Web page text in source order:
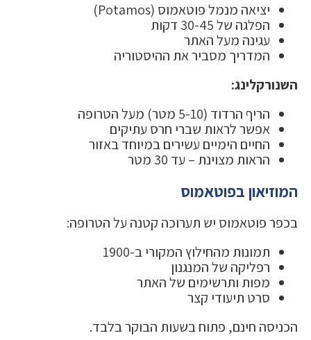
יציאה מנמל פוטאמוס (Potamos)
הפלגה של 30-45 דקות
עגינה מעל האתר
המדריך מסביר את ההיסטוריה
השנורקלינג:
הריף הרדוד (5-10 מטר) מעל הטרופה
אפשר לראות שברי חרס עתיקים
החיים הימיים עשירים במיוחד באזור
הראות מצוינת – עד 30 מטר
המוזיאון בפוטאמוס
בכפר פוטאמוס יש תערוכה קטנה על הטרופה:
תמונות מהחילוץ המקורי ב-1900
רפליקה של המנגנון
מפות ותרשימים של האתר
סרט תיעודי קצר
הכניסה חינם, פתוח בשעות הבוקר בלבד.